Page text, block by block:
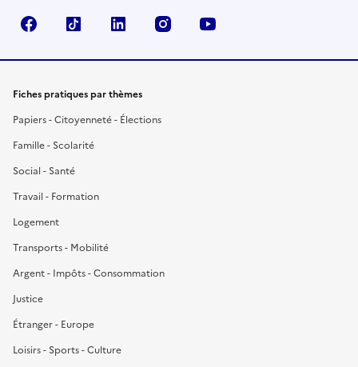
FacebookTikTok LinkedIn Instagram
Fiches pratiques par thèmes
Papiers - Citoyenneté - Élections
Famille - Scolarité
Social - Santé
Travail - Formation
Logement
Transports - Mobilité
Argent - Impôts - Consommation
Justice
Étranger - Europe
Loisirs - Sports - Culture